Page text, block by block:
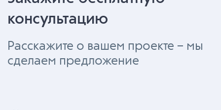
консультацию
Расскажите о вашем проекте – мы
сделаем предложение